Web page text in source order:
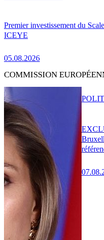
Premier investissement du
ICEYE
05.08.2026
COMMISSION